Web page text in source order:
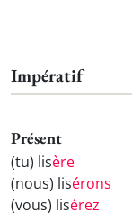
Impératif
Présent
(tu) lisère
(nous) lisérons
(vous) lisérez